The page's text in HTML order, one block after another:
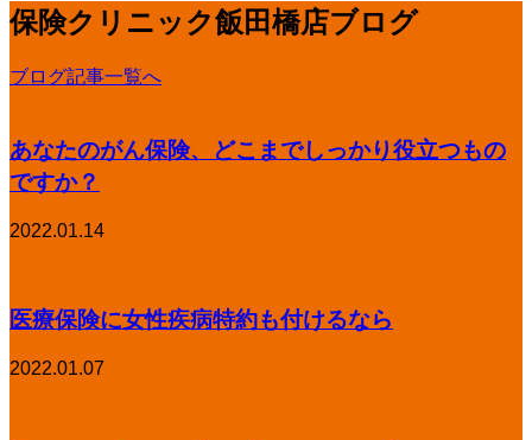
保険クリニック飯田橋店ブログ
ブログ記事一覧へ
あなたのがん保険、どこまでしっかり役立つもの
ですか？
2022.01.14
医療保険に女性疾病特約も付けるなら
2022.01.07